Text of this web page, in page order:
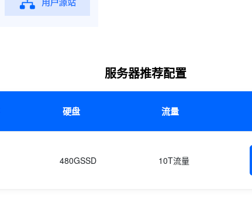
服务器推荐配置
硬盘 流量
480GSSD 10T流量